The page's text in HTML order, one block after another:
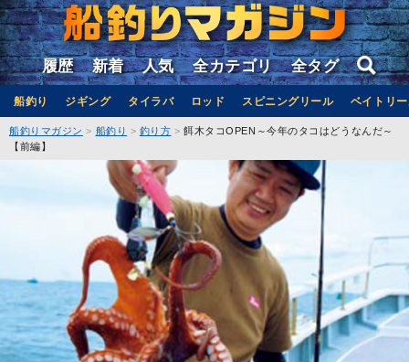
履歴 新着 人気 全カテゴリ 全タグ
船釣り ジギング タイラバ ロッド スピニングリール ベイトリ
船釣りマガジン 船釣り 釣り方
餌木タコOPEN～今年のタコはどうなんだ～
【前編】